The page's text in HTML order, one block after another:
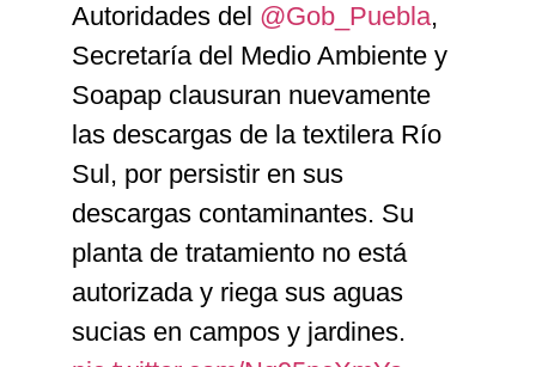
Autoridades del @Gob_Puebla,
Secretaría del Medio Ambiente y
Soapap clausuran nuevamente
las descargas de la textilera Río
Sul, por persistir en sus
descargas contaminantes. Su
planta de tratamiento no está
autorizada y riega sus aguas
sucias en campos y jardines.